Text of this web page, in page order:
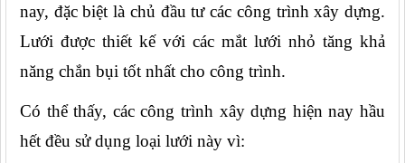
nay, đặc biệt là chủ đầu tư các công trình xây dựng.
Lưới được thiết kế với các mắt lưới nhỏ tăng khả
năng chắn bụi tốt nhất cho công trình.
Có thể thấy, các công trình xây dựng hiện nay hầu
hết đều sử dụng loại lưới này vì: